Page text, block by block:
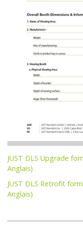
JUST DLS Upgrade
Anglais)
JUST DLS Retrofit
Anglais)